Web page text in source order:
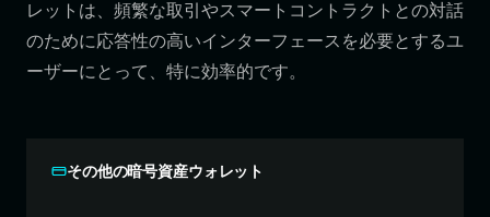
レットは、頻繁な取引やスマートコントラクトとの対話
のために応答性の高いインターフェースを必要とするユ
ーザーにとって、特に効率的です。
その他の暗号資産ウォレット